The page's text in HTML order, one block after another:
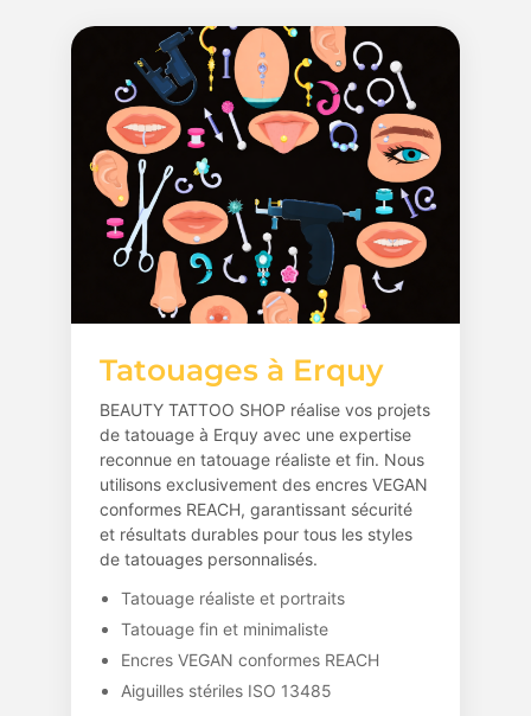
Tatouages à Erquy
BEAUTY TATTOO SHOP réalise vos projets
de tatouage à Erquy avec une expertise
reconnue en tatouage réaliste et fin. Nous
utilisons exclusivement des encres VEGAN
conformes REACH, garantissant sécurité
et résultats durables pour tous les styles
de tatouages personnalisés.
Tatouage réaliste et portraits
Tatouage fin et minimaliste
Encres VEGAN conformes REACH
Aiguilles stériles ISO 13485